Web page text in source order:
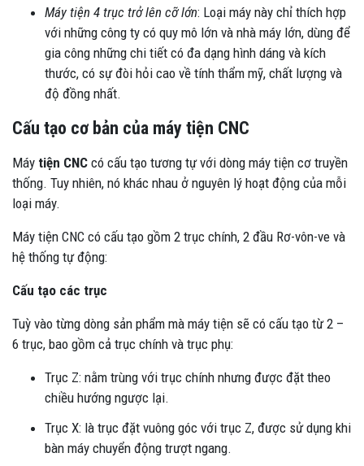
Máy tiện 4 trục trở lên cỡ lớn: Loại máy này chỉ thích hợp
với những công ty có quy mô lớn và nhà máy lớn, dùng để
gia công những chi tiết có đa dạng hình dáng và kích
thước, có sự đòi hỏi cao về tính thẩm mỹ, chất lượng và
độ đồng nhất.
Cấu tạo cơ bản của máy tiện CNC
Máy tiện CNC có cấu tạo tương tự với dòng máy tiện cơ truyền
thống. Tuy nhiên, nó khác nhau ở nguyên lý hoạt động của mỗi
loại máy.
Máy tiện CNC có cấu tạo gồm 2 trục chính, 2 đầu Rơ-vôn-ve và
hệ thống tự động:
Cấu tạo các trục
Tuỳ vào từng dòng sản phẩm mà máy tiện sẽ có cấu tạo từ 2 –
6 trục, bao gồm cả trục chính và trục phụ:
Trục Z: nằm trùng với trục chính nhưng được đặt theo
chiều hướng ngược lại.
Trục X: là trục đặt vuông góc với trục Z, được sử dụng khi
bàn máy chuyển động trượt ngang.